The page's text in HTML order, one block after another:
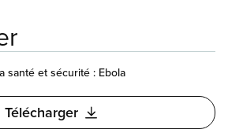
santé et sécurité : Ebola
Télécharger